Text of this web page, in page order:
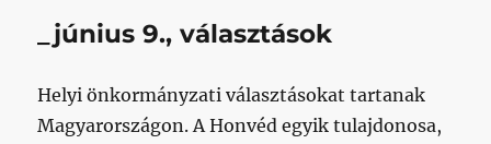
_június 9., választások
Helyi önkormányzati választásokat tartanak
Magyarországon. A Honvéd egyik tulajdonosa,